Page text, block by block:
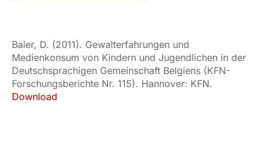
Baier, D. (2011). Gewalterfahrungen und
Medienkonsum von Kindern und Jugendlichen in der
Deutschsprachigen Gemeinschaft Belgiens (KFN-
Forschungsberichte Nr. 115). Hannover: KFN.
Download